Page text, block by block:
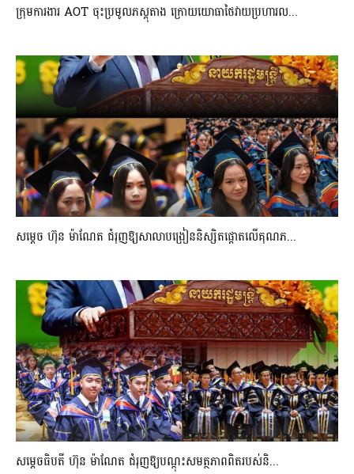
ក្រុមការងារ AOT ចុះប្រមូលភស្តុតាង ក្រោយយោធាថៃវាយប្រហារល...
សម្តេច ហ៊ុន ម៉ាណែត ជំរុញឱ្យសាលាបង្រៀននិស្សិតផ្តោតលើគុណភ...
សម្តេចធិបតី ហ៊ុន ម៉ាណែត ជំរុញឱ្យបណ្តុះសមត្ថភាពពិតរបស់និ...